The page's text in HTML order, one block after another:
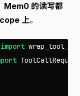
Mem0 的读写都
上。
import
ToolCallRequest